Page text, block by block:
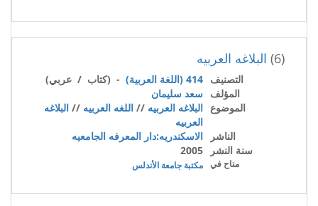
(6) البلاغه العربيه
التصنيف 414 (اللغة العربية)
- (كتاب / عربي)
المؤلف سعد سليمان
الموضوع البلاغه العربيه // اللغه العربيه // البلاغه
العربيه
الناشر
الاسكندريه:دار المعرفه الجامعيه
سنة النشر
2005
متاح في مكتبة جامعة الأندلس